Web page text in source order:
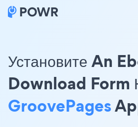
Установите An
Download Form
GroovePages